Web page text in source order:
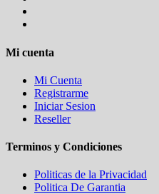
Mi cuenta
Mi Cuenta
Registrarme
Iniciar Sesion
Reseller
Terminos y Condiciones
Politicas de la Privacidad
Politica De Garantia